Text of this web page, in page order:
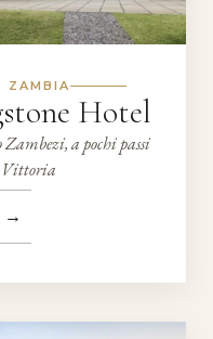
ZAMBIA
Hotel
a pochi passi
Vittoria
→